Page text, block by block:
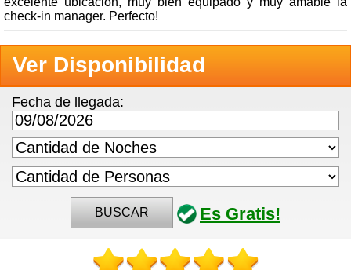
check-in manager. Perfecto!
Ver Disponibilidad
Fecha de llegada:
BUSCAR Es Gratis!